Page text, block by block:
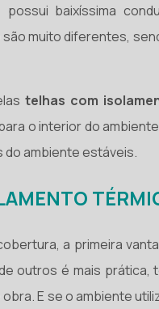
baixíssima
muito diferentes,
telhas com
o interior do ambiente.
do ambiente estáveis.
a primeira
outros é mais prática,
E se o ambiente